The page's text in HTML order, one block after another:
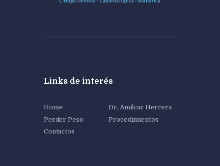
Links de interés
Home
Dr. Amílcar Herrera
Perder Peso
Procedimientos
Contactos